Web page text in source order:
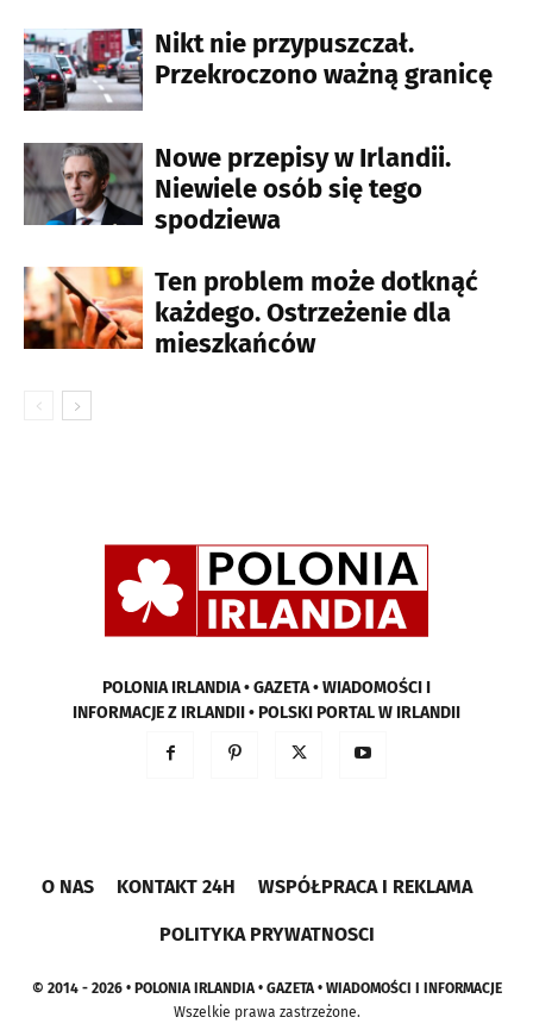
Nikt nie przypuszczał.
Przekroczono ważną granicę
Nowe przepisy w Irlandii.
Niewiele osób się tego
spodziewa
Ten problem może dotknąć
każdego. Ostrzeżenie dla
mieszkańców
POLONIA IRLANDIA • GAZETA • WIADOMOŚCI I
INFORMACJE Z IRLANDII • POLSKI PORTAL W IRLANDII
O NAS KONTAKT 24H WSPÓŁPRACA I REKLAMA
POLITYKA PRYWATNOSCI
© 2014 - 2026 • POLONIA IRLANDIA • GAZETA • WIADOMOŚCI I INFORMACJE
Wszelkie prawa zastrzeżone.